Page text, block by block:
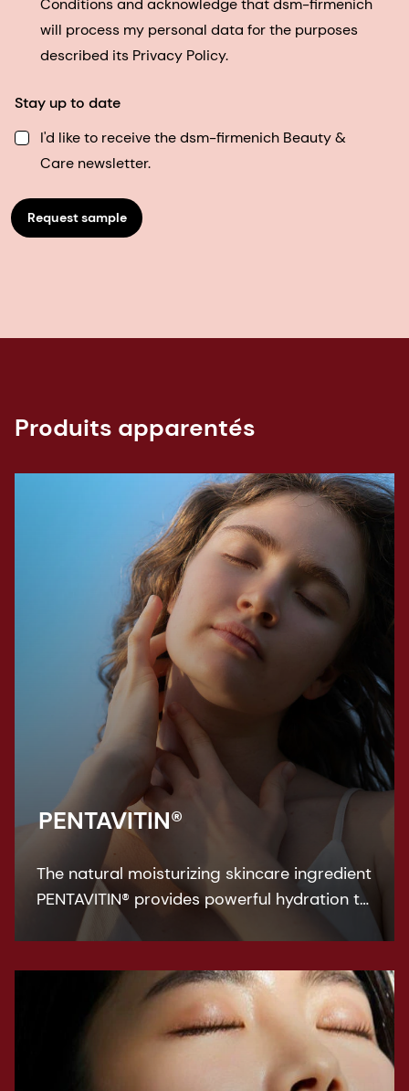
Conditions and acknowledge that dsm-firmenich
will process my personal data for the purposes
described its Privacy Policy.
Stay up to date
I'd like to receive the dsm-firmenich Beauty &
Care newsletter.
Request sample
Produits apparentés
PENTAVITIN®
The natural moisturizing skincare ingredient
PENTAVITIN® provides powerful hydration to
all facial areas, visualized by new facial skin